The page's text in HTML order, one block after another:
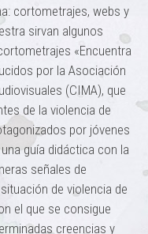
cortometrajes, webs y
sirvan algunos
«Encuentra
por la Asociación
(CIMA), que
de la violencia de
por jóvenes
guía didáctica con la
señales de
de violencia de
el que se consigue
creencias y